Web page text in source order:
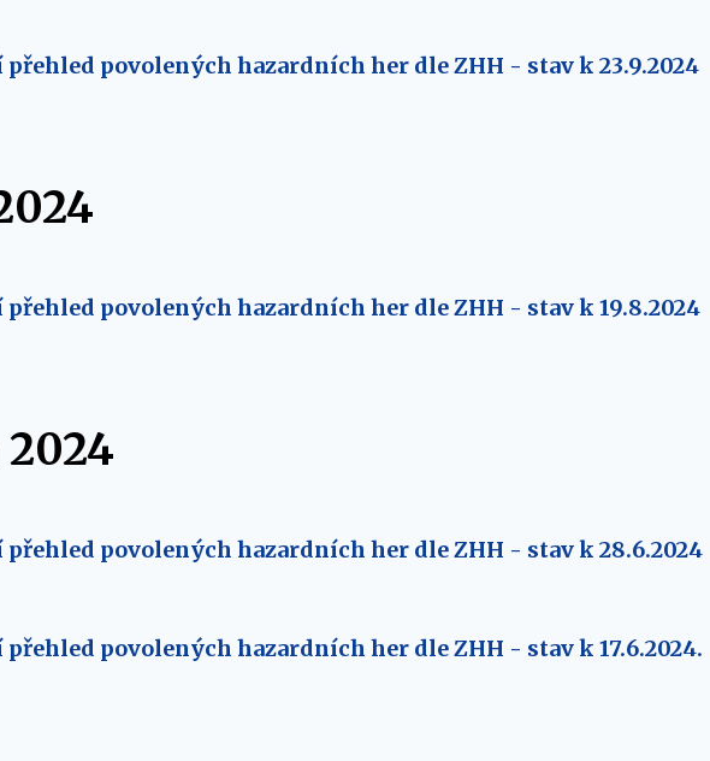
povolených hazardních her dle ZHH - stav k 23.9.2024
povolených hazardních her dle ZHH - stav k 19.8.2024
povolených hazardních her dle ZHH - stav k 28.6.2024
povolených hazardních her dle ZHH - stav k 17.6.2024.